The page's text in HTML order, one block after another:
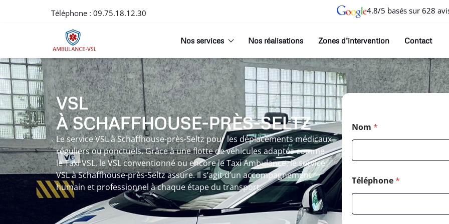
Téléphone : 09.75.18.12.30 4.8/5 basés sur 628
Nos services Nos réalisations Zones d’intervention Contact
VSL
À SCHAFFHOUSE-PRÈS-SELTZ
Le service VSL à Schaffhouse-près-Seltz pour les déplacements médicaux
réguliers ou ponctuels. Grâce à une flotte de véhicules adaptés comme
le Taxi VSL, le VSL conventionné ou encore le Taxi Ambulance, le service
VSL à Schaffhouse-près-Seltz assure. Il s’agit d’un accompagnement
humain et professionnel à chaque étape du transport.
Nom *
Téléphone*